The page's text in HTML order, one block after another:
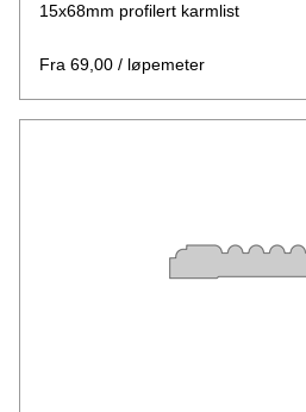
15x68mm profilert karmlist
Fra 69,00 / løpemeter